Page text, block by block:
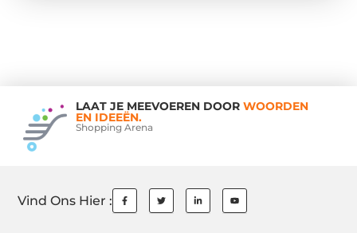
LAAT JE MEEVOEREN DOOR WOORDEN
EN IDEEËN.
Shopping Arena
Vind Ons Hier :